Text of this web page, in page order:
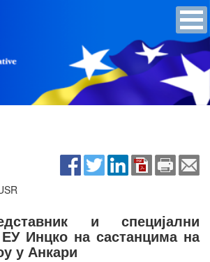
и специјални
Инцко на састанцима на
у Анкари